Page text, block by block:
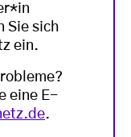
Sie sich
ein.
eine E-
.